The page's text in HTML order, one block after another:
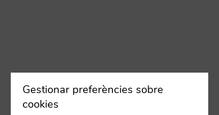
Gestionar preferències sobre
cookies